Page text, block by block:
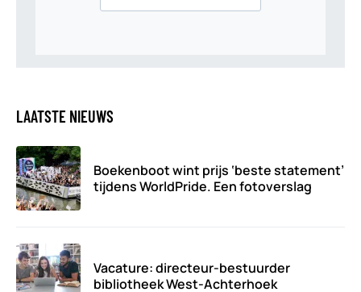
LAATSTE NIEUWS
Boekenboot wint prijs ‘beste statement’
tijdens WorldPride. Een fotoverslag
Vacature: directeur-bestuurder
bibliotheek West-Achterhoek